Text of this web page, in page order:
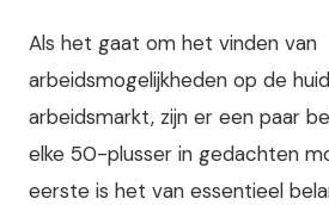
Als het gaat om het vinden van
arbeidsmogelijkheden op de
arbeidsmarkt, zijn er een paar
elke 50-plusser in gedachten
eerste is het van essentieel